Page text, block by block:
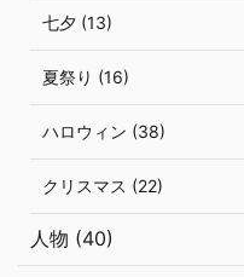
七夕 (13)
夏祭り (16)
ハロウィン (38)
クリスマス (22)
人物 (40)